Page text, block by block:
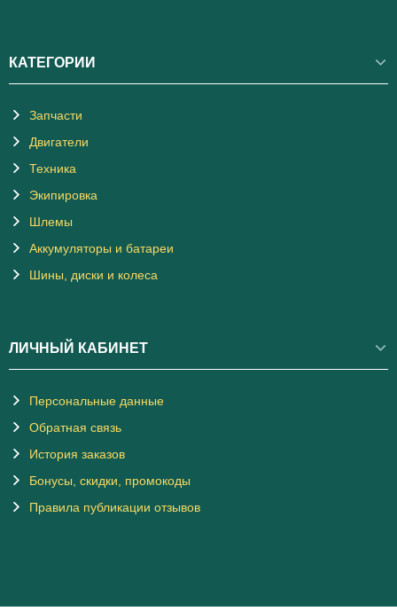
КАТЕГОРИИ
Запчасти
Двигатели
Техника
Экипировка
Шлемы
Аккумуляторы и батареи
Шины, диски и колеса
ЛИЧНЫЙ КАБИНЕТ
Персональные данные
Обратная связь
История заказов
Бонусы, скидки, промокоды
Правила публикации отзывов